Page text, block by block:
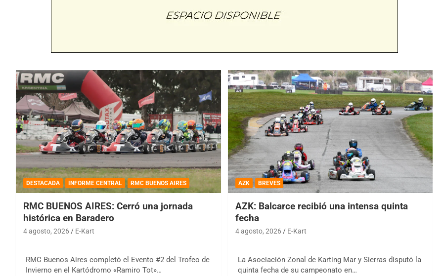
DESTACADA INFORME CENTRAL RMC BUENOS AIRES
RMC BUENOS AIRES: Cerró una jornada
histórica en Baradero
4 agosto, 2026 E-Kart
RMC Buenos Aires completó el Evento #2 del Trofeo de
Invierno en el Kartódromo «Ramiro Tot»…
AZK BREVES
AZK: Balcarce recibió una intensa quinta
fecha
4 agosto, 2026 E-Kart
La Asociación Zonal de Karting Mar y Sierras disputó la
quinta fecha de su campeonato en…